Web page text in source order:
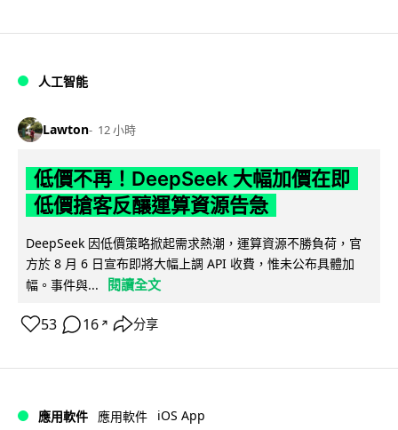
人工智能
Lawton 12 小時
低價不再！DeepSeek 大幅加價在即
低價搶客反釀運算資源告急
DeepSeek 因低價策略掀起需求熱潮，運算資源不勝負荷，官
方於 8 月 6 日宣布即將大幅上調 API 收費，惟未公布具體加
幅。事件與...
閱讀全文
53 16 ↗ 分享
應用軟件 應用軟件 iOS App